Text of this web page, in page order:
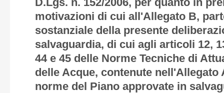
D.Lgs. n. 152/2006, per quanto in
motivazioni di cui all'Allegato B,
sostanziale della presente
salvaguardia, di cui agli articoli 12,
44 e 45 delle Norme Tecniche di
delle Acque, contenute nell'Allegato
norme del Piano approvate in